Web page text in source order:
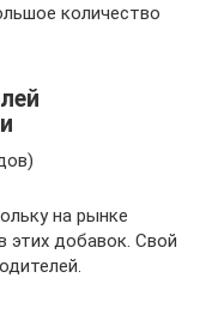
количество
на рынке
этих добавок. Свой